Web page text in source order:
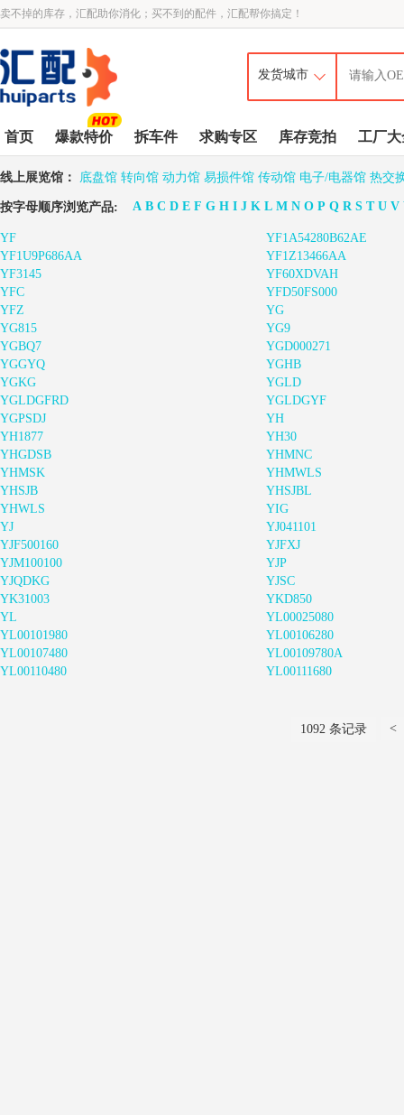
卖不掉的库存，汇配助你消化；买不到的配件，汇配帮你搞定！
首页 爆款特价 拆车件 求购专区 库存竞拍 工厂大
线上展览馆： 底盘馆 转向馆 动力馆 易损件馆 传动馆 电子/电器馆 热交
按字母顺序浏览产品: A B C D E F G H I J K L M N O P Q R S T U V
YF
YF1A54280B62AE
YF1U9P686AA
YF1Z13466AA
YF3145
YF60XDVAH
YFC
YFD50FS000
YFZ
YG
YG815
YG9
YGBQ7
YGD000271
YGGYQ
YGHB
YGKG
YGLD
YGLDGFRD
YGLDGYF
YGPSDJ
YH
YH1877
YH30
YHGDSB
YHMNC
YHMSK
YHMWLS
YHSJB
YHSJBL
YHWLS
YIG
YJ
YJ041101
YJF500160
YJFXJ
YJM100100
YJP
YJQDKG
YJSC
YK31003
YKD850
YL
YL00025080
YL00101980
YL00106280
YL00107480
YL00109780A
YL00110480
YL00111680
1092 条记录 <